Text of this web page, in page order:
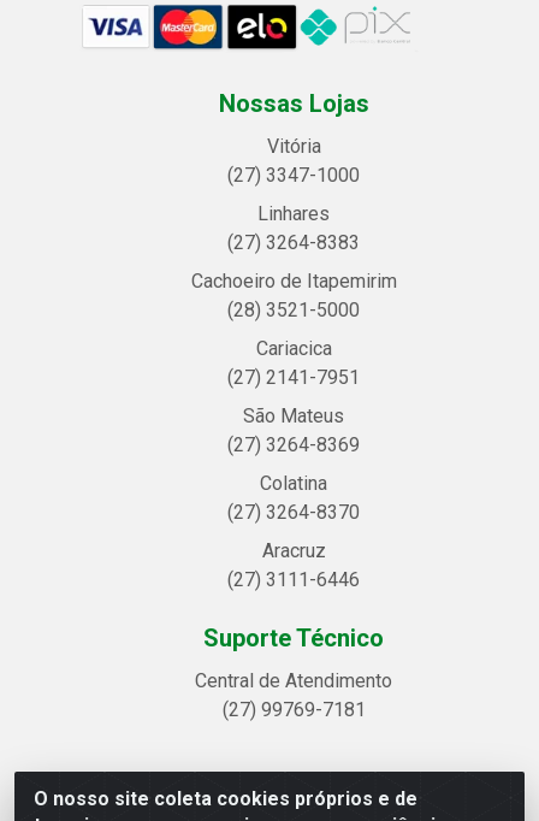
O nosso site coleta cookies próprios e de
Nossas Lojas
Vitória
(27) 3347-1000
Linhares
(27) 3264-8383
Cachoeiro de Itapemirim
(28) 3521-5000
Cariacica
(27) 2141-7951
São Mateus
(27) 3264-8369
Colatina
(27) 3264-8370
Aracruz
(27) 3111-6446
Suporte Técnico
Central de Atendimento
(27) 99769-7181
Linhavix Distribuidora LTDA - Avenida Alegre, 2521 -